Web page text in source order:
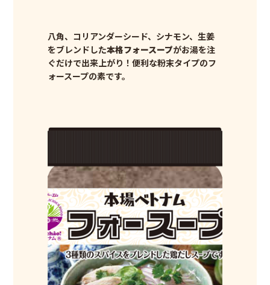
八角、コリアンダーシード、シナモン、生姜
をブレンドした本格フォースープがお湯を注
ぐだけで出来上がり！便利な粉末タイプのフ
ォースープの素です。